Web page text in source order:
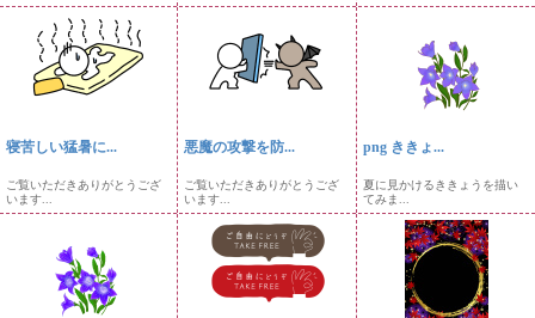
寝苦しい猛暑に...
ご覧いただきありがとうござ
います...
悪魔の攻撃を防...
ご覧いただきありがとうござ
います...
png ききょ...
夏に見かけるききょうを描い
てみま...